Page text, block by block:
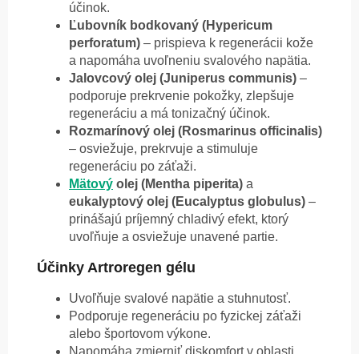
účinok.
Ľubovník bodkovaný (Hypericum
perforatum) – prispieva k regenerácii kože
a napomáha uvoľneniu svalového napätia.
Jalovcový olej (Juniperus communis) –
podporuje prekrvenie pokožky, zlepšuje
regeneráciu a má tonizačný účinok.
Rozmarínový olej (Rosmarinus officinalis)
– osviežuje, prekrvuje a stimuluje
regeneráciu po záťaži.
Mätový olej (Mentha piperita) a
eukalyptový olej (Eucalyptus globulus) –
prinášajú príjemný chladivý efekt, ktorý
uvoľňuje a osviežuje unavené partie.
Účinky Artroregen gélu
Uvoľňuje svalové napätie a stuhnutosť.
Podporuje regeneráciu po fyzickej záťaži
alebo športovom výkone.